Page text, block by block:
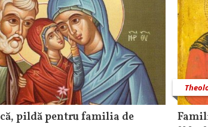
pildă pentru familia de